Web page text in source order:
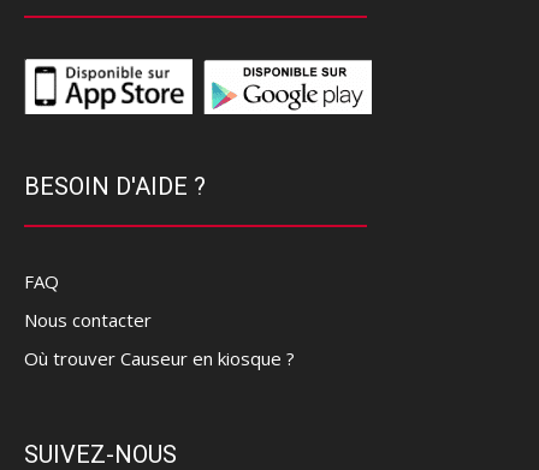
BESOIN D'AIDE ?
FAQ
Nous contacter
Où trouver Causeur en kiosque ?
SUIVEZ-NOUS